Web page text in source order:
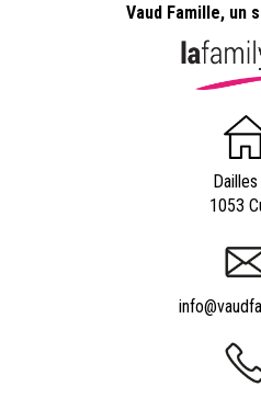
Vaud Famille, un
1053